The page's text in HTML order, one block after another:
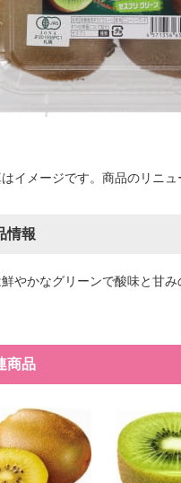
イメージです。商品のリニ
情報
やかなグリーンで酸味と甘
商品